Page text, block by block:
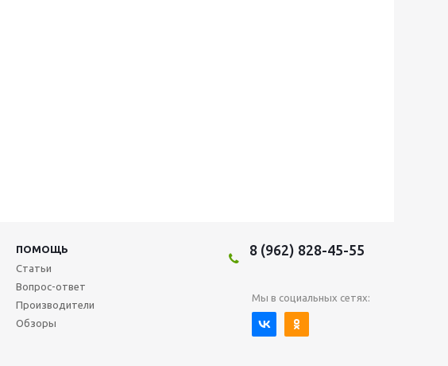
ПОМОЩЬ
Статьи
Вопрос-ответ
Производители
Обзоры
8 (962) 828-45-55
Мы в социальных сетях: